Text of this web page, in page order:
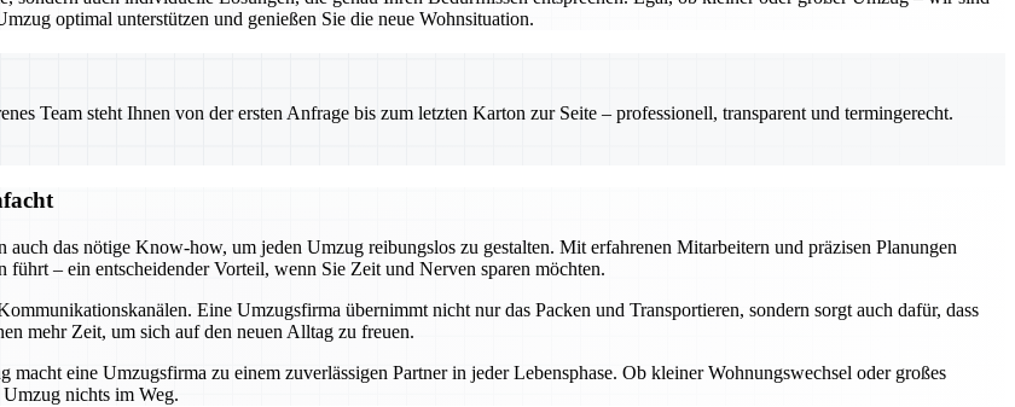
optimal unterstützen und genießen Sie die neue Wohnsituation.
Team steht Ihnen von der ersten Anfrage bis zum letzten Karton zur Seite – professionell, transparent und termingerecht.
das nötige Know-how, um jeden Umzug reibungslos zu gestalten. Mit erfahrenen Mitarbeitern und präzisen Planungen
– ein entscheidender Vorteil, wenn Sie Zeit und Nerven sparen möchten.
Eine Umzugsfirma übernimmt nicht nur das Packen und Transportieren, sondern sorgt auch dafür, dass
mehr Zeit, um sich auf den neuen Alltag zu freuen.
eine Umzugsfirma zu einem zuverlässigen Partner in jeder Lebensphase. Ob kleiner Wohnungswechsel oder großes
nichts im Weg.